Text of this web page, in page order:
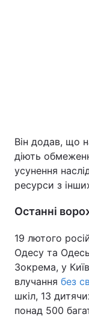
Він додав, що
діють
усунення
ресурси з
Останні
19 лютого
Одесу та
Зокрема, у
влучання без
шкіл, 13
понад 500